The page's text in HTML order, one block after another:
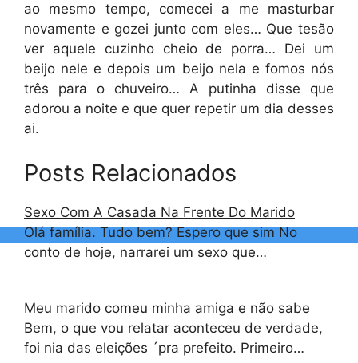
ao mesmo tempo, comecei a me masturbar
novamente e gozei junto com eles… Que tesão
ver aquele cuzinho cheio de porra… Dei um
beijo nele e depois um beijo nela e fomos nós
três para o chuveiro… A putinha disse que
adorou a noite e que quer repetir um dia desses
ai.
Posts Relacionados
Sexo Com A Casada Na Frente Do Marido
Olá família. Tudo bem? Espero que sim No
conto de hoje, narrarei um sexo que…
Meu marido comeu minha amiga e não sabe
Bem, o que vou relatar aconteceu de verdade,
foi nia das eleições ´pra prefeito. Primeiro…